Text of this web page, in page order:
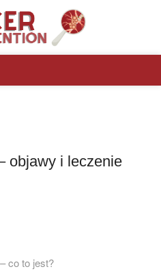
Polska
OD 2016 ROKU DLA OSÓB
ZDROWOTNYMI.
objawy i leczenie
co to jest?